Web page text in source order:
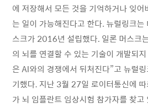
에 저장해서 모든 것을 기억하거나 잊어
는 일이 가능해진다고 한다. 뉴럴링크는
스크가 2016년 설립했다. 일론 머스크
의 뇌를 연결할 수 있는 기술이 개발되
은 AI와의 경쟁에서 뒤처진다”고 뉴럴
기했다. 지난 3월 27일 로이터통신에
가 뇌 임플란트 임상시험 참가자를 찾고